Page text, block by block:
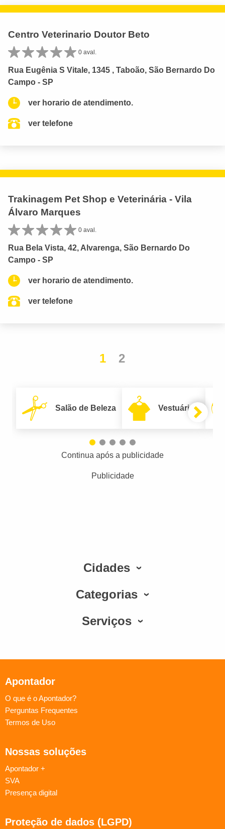
Centro Veterinario Doutor Beto
0 aval.
Rua Eugênia S Vitale, 1345 , Taboão, São Bernardo Do
Campo - SP
ver horario de atendimento.
ver telefone
Trakinagem Pet Shop e Veterinária - Vila
Álvaro Marques
0 aval.
Rua Bela Vista, 42, Alvarenga, São Bernardo Do
Campo - SP
ver horario de atendimento.
ver telefone
1 2
Salão de Beleza Vestuário
Continua após a publicidade
Publicidade
Cidades
Categorias
Serviços
Apontador
O que é o Apontador?
Perguntas Frequentes
Termos de Uso
Nossas soluções
Apontador +
SVA
Presença digital
Proteção de dados (LGPD)